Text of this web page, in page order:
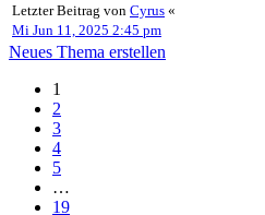
Letzter Beitrag von Cyrus «
Mi Jun 11, 2025 2:45 pm
Neues Thema erstellen
1
2
3
4
5
…
19